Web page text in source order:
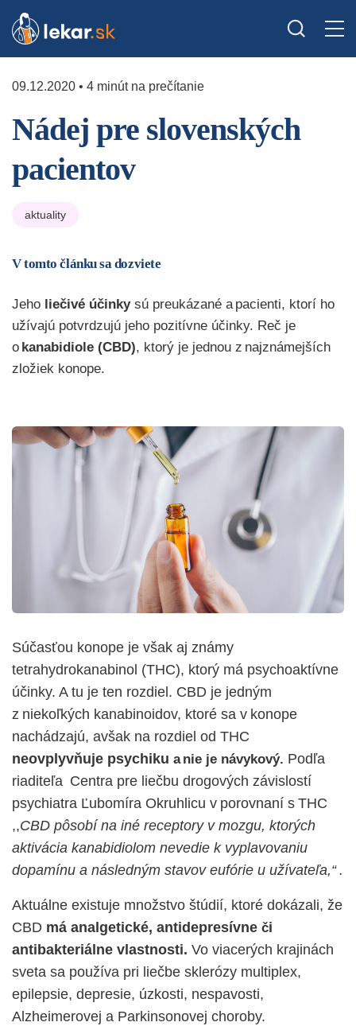
09.12.2020 • 4 minút na prečítanie
Nádej pre slovenských
pacientov
aktuality
V tomto článku sa dozviete
Jeho liečivé účinkysú preukázané a pacienti, ktorí ho
užívajú potvrdzujú jeho pozitívne účinky. Reč je
o kanabidiole (CBD), ktorý je jednou z najznámejších
zložiek konope.
Súčasťou konope je však aj známy
tetrahydrokanabinol (THC), ktorý má psychoaktívne
účinky. A tu je ten rozdiel. CBD je jedným
z niekoľkých kanabinoidov, ktoré sa v konope
nachádzajú, avšak na rozdiel od THC
neovplyvňuje psychiku a nie je návykový. Podľa
riaditeľa Centra pre liečbu drogových závislostí
psychiatra Ľubomíra Okruhlicu v porovnaní s THC
,,CBD pôsobí na iné receptory v mozgu, ktorých
aktivácia kanabidiolom nevedie k vyplavovaniu
dopamínu a následným stavov eufórie u užívateľa,“ .
Aktuálne existuje množstvo štúdií, ktoré dokázali, že
CBD má analgetické, antidepresívne či
antibakteriálne vlastnosti. Vo viacerých krajinách
sveta sa používa pri liečbe sklerózy mu tiplex,
epilepsie, depresie, úzkosti, nespavosti,
Alzheimerovej a Parkinsonovej choroby.